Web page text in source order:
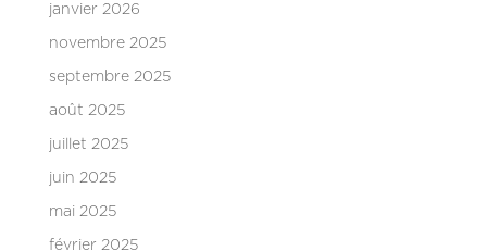
janvier 2026
novembre 2025
septembre 2025
août 2025
juillet 2025
juin 2025
mai 2025
février 2025